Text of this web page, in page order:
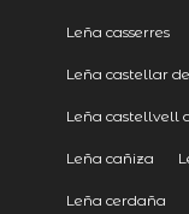
Leña casserres
Leña castellar
Leña castellvell
Leña cañiza
Leña cerdaña